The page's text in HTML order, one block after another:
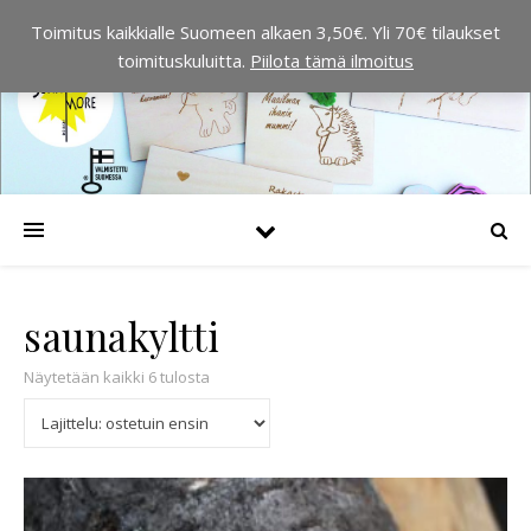
saunakyltti
Näytetään kaikki 6 tulosta
Toimitus kaikkialle Suomeen alkaen 3,50€. Yli 70€ tilaukset
toimituskuluitta. Piilota tämä ilmoitus